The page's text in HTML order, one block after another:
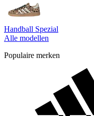
Handball Spezial
Alle modellen
Populaire merken